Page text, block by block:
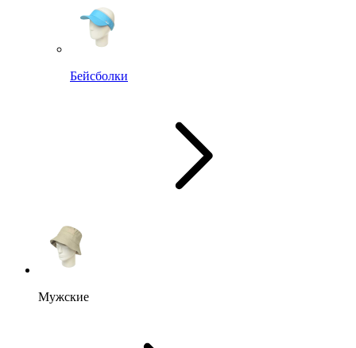
Бейсболки
Мужские